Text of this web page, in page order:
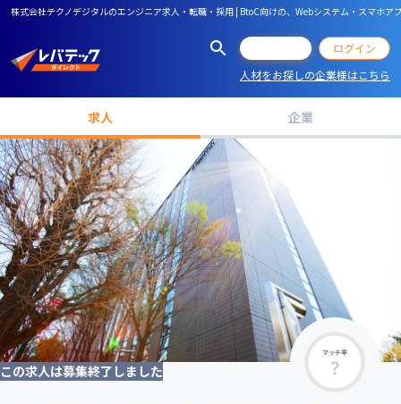
株式会社テクノデジタルのエンジニア求人・転職・採用 | BtoC向けの、Webシステム・スマホ
ログイン
人材をお探しの企業様はこちら
求人 企業
マッチ率
この求人は募集終了しました